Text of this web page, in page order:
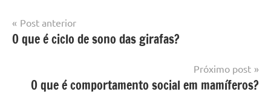
Navegação
de
Post anterior
O que é ciclo de sono das girafas?
Próximo post
O que é comportamento social em mamíferos?